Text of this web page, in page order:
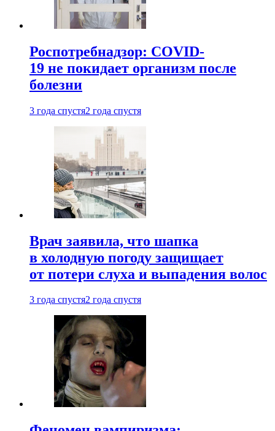
Роспотребнадзор: COVID-
19 не покидает организм после
болезни
3 года спустя2 года спустя
Врач заявила, что шапка
в холодную погоду защищает
от потери слуха и выпадения волос
3 года спустя2 года спустя